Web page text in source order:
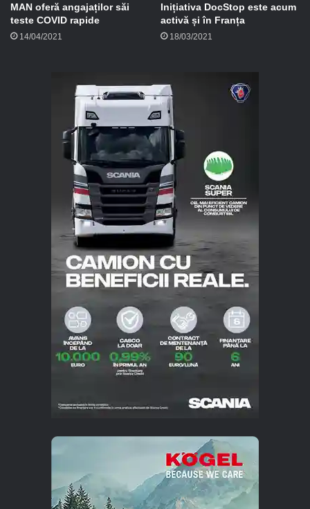
MAN oferă angajaților săi
teste COVID rapide
14/04/2021
Inițiativa DocStop este acum
activă și în Franța
18/03/2021